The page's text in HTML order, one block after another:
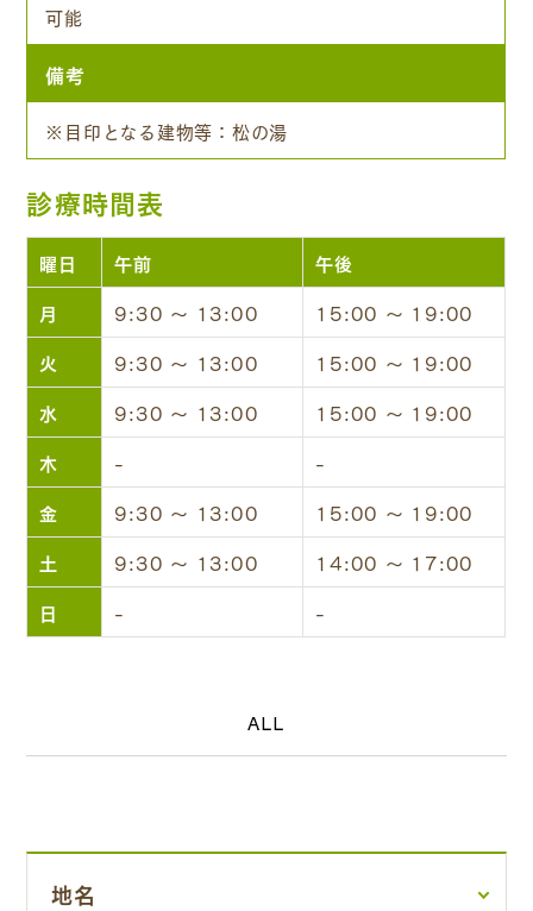
可能
備考
※目印となる建物等：松の湯
診療時間表
曜日 午前
午後
月
9:30 ～ 13:00
15:00 ～ 19:00
火
9:30 ～ 13:00
15:00 ～ 19:00
水
9:30 ～ 13:00
15:00 ～ 19:00
木
-
-
金
9:30 ～ 13:00
15:00 ～ 19:00
土
9:30 ～ 13:00
14:00 ～ 17:00
日
- -
ALL
地名